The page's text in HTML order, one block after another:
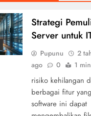
Strategi
Server untuk
Pupunu
2
ago
0 1
risiko kehilangan
berbagai fitur
software ini dapat